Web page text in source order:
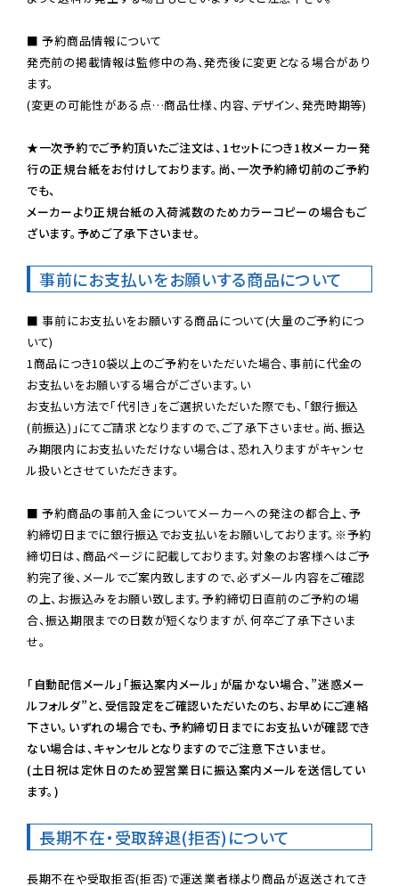
■ 予約商品情報について
発売前の掲載情報は監修中の為、発売後に変更となる場合があり
ます。
(変更の可能性がある点…商品仕様、内容、デザイン、発売時期等)
★一次予約でご予約頂いたご注文は、1セットにつき1枚メーカー発
行の正規台紙をお付けしております。尚、一次予約締切前のご予約
でも、
メーカーより正規台紙の入荷減数のためカラーコピーの場合もご
ざいます。予めご了承下さいませ。
事前にお支払いをお願いする商品について
■ 事前にお支払いをお願いする商品について(大量のご予約につ
いて)
1商品につき10袋以上のご予約をいただいた場合、事前に代金の
お支払いをお願いする場合がございます。い
お支払い方法で「代引き」をご選択いただいた際でも、「銀行振込
(前振込)」にてご請求となりますので、ご了承下さいませ。尚、振込
み期限内にお支払いただけない場合は、恐れ入りますがキャンセ
ル扱いとさせていただきます。
■ 予約商品の事前入金についてメーカーへの発注の都合上、予
約締切日までに銀行振込でお支払いをお願いしております。※予約
締切日は、商品ページに記載しております。対象のお客様へはご予
約完了後、メールでご案内致しますので、必ずメール内容をご確認
の上、お振込みをお願い致します。予約締切日直前のご予約の場
合、振込期限までの日数が短くなりますが、何卒ご了承下さいま
せ。
「自動配信メール」「振込案内メール」が届かない場合、”迷惑メー
ルフォルダ”と、受信設定をご確認いただいたのち、お早めにご連絡
下さい。いずれの場合でも、予約締切日までにお支払いが確認でき
ない場合は、キャンセルとなりますのでご注意下さいませ。
(土日祝は定休日のため翌営業日に振込案内メールを送信してい
ます。)
長期不在・受取辞退(拒否)について
長期不在や受取拒否(拒否)で運送業者様より商品が返送されてき